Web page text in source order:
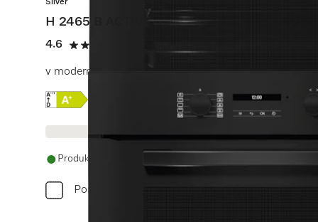
Silver
H 2465 B ACTIVE
4.6
4.6 / 5
v modernom dizajne a so zosietením a PerfectClean za
Online Label Flag, Energetický štítok
Informácie o produkte
Produkt je dostupný
Porovnať